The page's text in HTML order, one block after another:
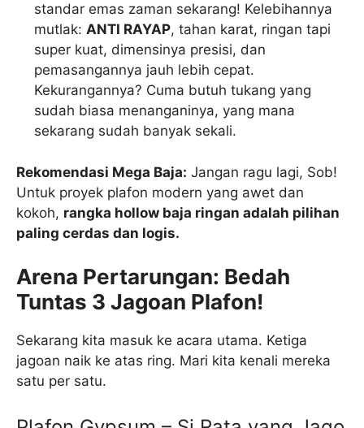
standar emas zaman sekarang! Kelebihannya
mutlak:ANTI RAYAP, tahan karat, ringan tapi
super kuat, dimensinya presisi, dan
pemasangannya jauh lebih cepat.
Kekurangannya? Cuma butuh tukang yang
sudah biasa menanganinya, yang mana
sekarang sudah banyak sekali.
Rekomendasi Mega Baja: Jangan ragu lagi, Sob!
Untuk proyek plafon modern yang awet dan
kokoh, rangka hollow baja ringan adalah pilihan
paling cerdas dan logis.
Arena Pertarungan: Bedah
Tuntas 3 Jagoan Plafon!
Sekarang kita masuk ke acara utama. Ketiga
jagoan naik ke atas ring. Mari kita kenali mereka
satu per satu.